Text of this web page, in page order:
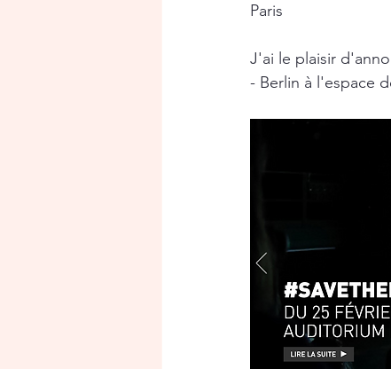
Paris
J'ai le plaisir
- Berlin à l'espace